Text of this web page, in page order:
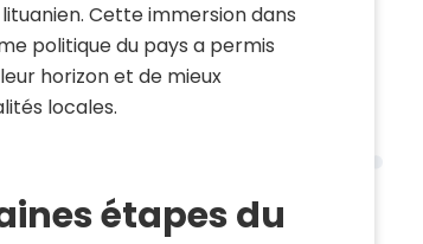
Cette immersion dans
politique du pays a permis
horizon et de mieux
locales.
étapes du